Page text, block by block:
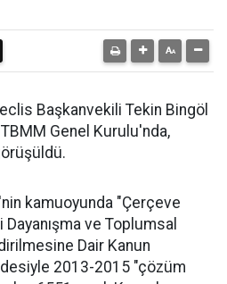
Başkanvekili Tekin Bingöl
Genel Kurulu'nda,
kamuoyunda "Çerçeve
ve Toplumsal
Dair Kanun
2013-2015 "çözüm